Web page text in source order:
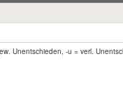
Unentschieden, -u = verl.